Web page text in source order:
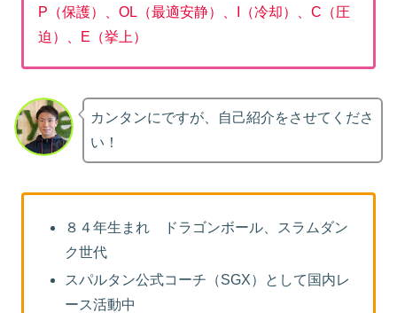
P（保護）、OL（最適安静）、I（冷却）、C（圧
迫）、E（挙上）
カンタンにですが、自己紹介をさせてくださ
い！
８４年生まれ ドラゴンボール、スラムダン
ク世代
スパルタン公式コーチ（SGX）として国内レ
ース活動中